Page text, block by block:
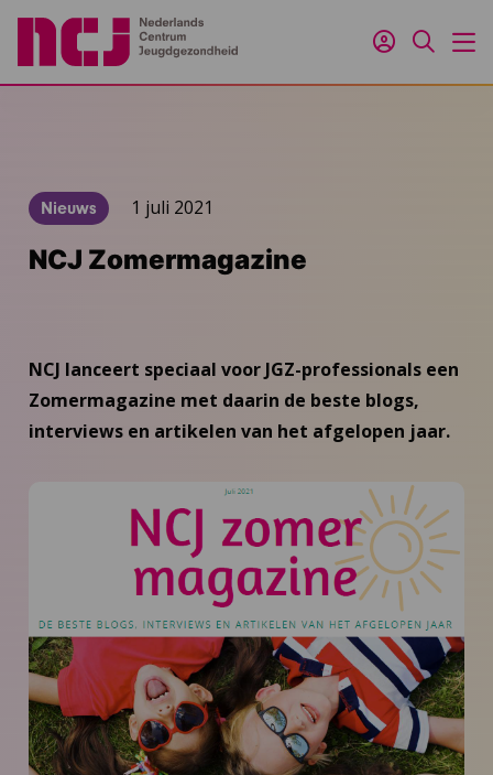
Inloggen
Zoeken
Nieuws 1 juli 2021
NCJ Zomermagazine
NCJ lanceert speciaal voor JGZ-professionals een
Zomermagazine met daarin de beste blogs,
interviews en artikelen van het afgelopen jaar.